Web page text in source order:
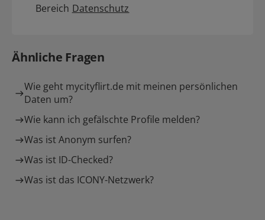
Bereich Datenschutz
Ähnliche Fragen
Wie geht mycityflirt.de mit meinen persönlichen
Daten um?
Wie kann ich gefälschte Profile melden?
Was ist Anonym surfen?
Was ist ID-Checked?
Was ist das ICONY-Netzwerk?